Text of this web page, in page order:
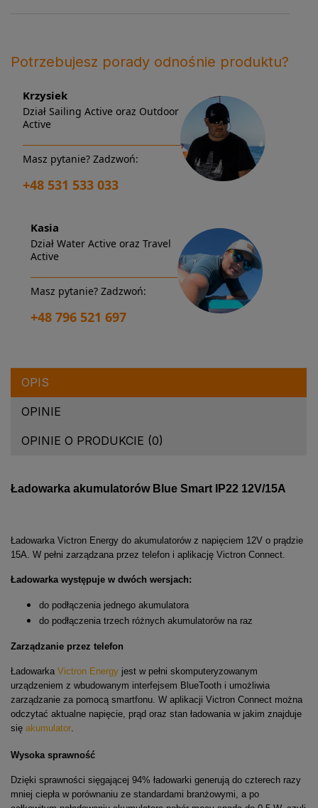
Potrzebujesz porady odnośnie produktu?
Krzysiek
Dział Sailing Active oraz Outdoor
Active
Masz pytanie? Zadzwoń:
+48 531 533 033
Kasia
Dział Water Active oraz Travel
Active
Masz pytanie? Zadzwoń:
+48 796 521 697
OPIS
OPINIE
OPINIE O PRODUKCIE (0)
Ładowarka akumulatorów Blue Smart IP22 12V/15A
Ładowarka Victron Energy do akumulatorów z napięciem 12V o prądzie
15A. W pełni zarządzana przez telefon i aplikację Victron Connect.
Ładowarka występuje w dwóch wersjach:
do podłączenia jednego akumulatora
do podłączenia trzech różnych akumulatorów na raz
Zarządzanie przez telefon
Ładowarka Victron Energy jest w pełni skomputeryzowanym
urządzeniem z wbudowanym interfejsem BlueTooth i umożliwia
zarządzanie za pomocą smartfonu. W aplikacji Victron Connect można
odczytać aktualne napięcie, prąd oraz stan ładowania w jakim znajduje
się akumulator.
Wysoka sprawność
Dzięki sprawności sięgającej 94% ładowarki generują do czterech razy
mniej ciepła w porównaniu ze standardami branżowymi, a po